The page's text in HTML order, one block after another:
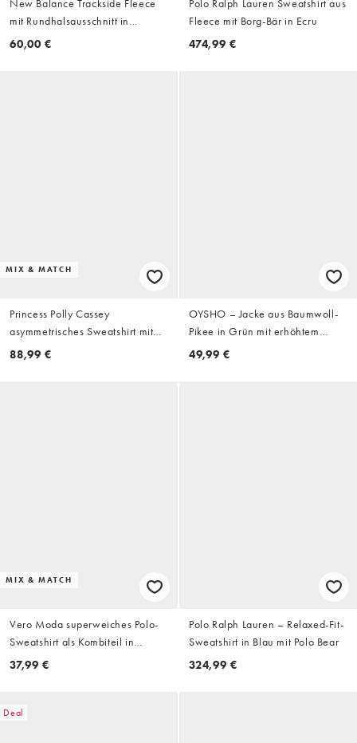
New Balance Trackside Fleece
mit Rundhalsausschnitt in
Schwarz und Zement
60,00 €
Polo Ralph Lauren Sweatshirt aus
Fleece mit Borg-Bär in Ecru
474,99 €
MIX & MATCH
Princess Polly Cassey
asymmetrisches Sweatshirt mit
schulterfreiem Ausschnitt,
88,99 €
OYSHO – Jacke aus Baumwoll-
Pikee in Grün mit erhöhtem
Kragen
49,99 €
MIX & MATCH
Vero Moda superweiches Polo-
Sweatshirt als Kombiteil in
Schokobraun
37,99 €
Polo Ralph Lauren – Relaxed-Fit-
Sweatshirt in Blau mit Polo Bear
324,99 €
Deal